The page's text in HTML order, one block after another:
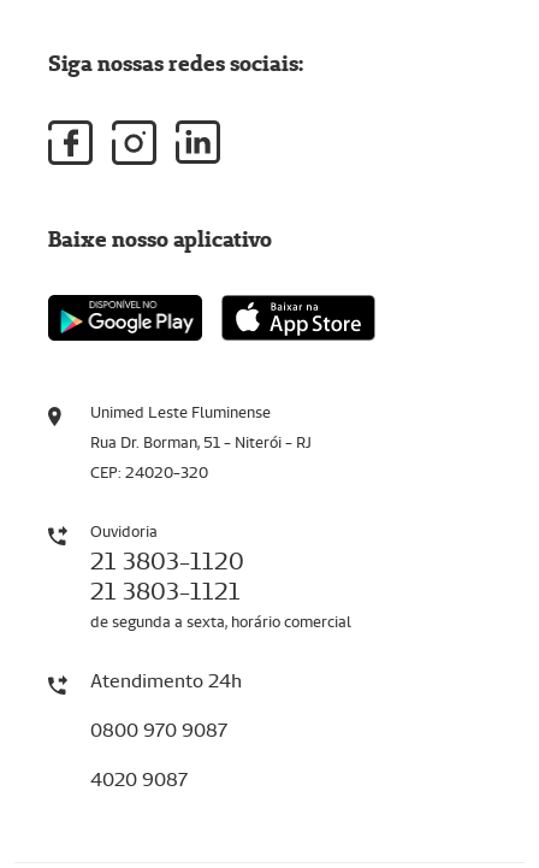
Unimed Leste Fluminense
Rua Dr. Borman, 51 - Niterói - RJ
CEP: 24020-320
Ouvidoria
21 3803-1120
21 3803-1121
de segunda a sexta, horário comercial
Atendimento 24h
0800 970 9087
4020 9087
Siga nossas redes sociais:
Baixe nosso aplicativo